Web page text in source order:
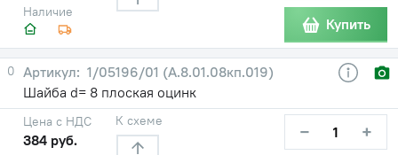
Наличие
Купить
0
1/05196/01 (А.8.01.08кп.019)
Шайба d= 8 плоская оцинк
Цена с НДС
384 руб.
К схеме − +